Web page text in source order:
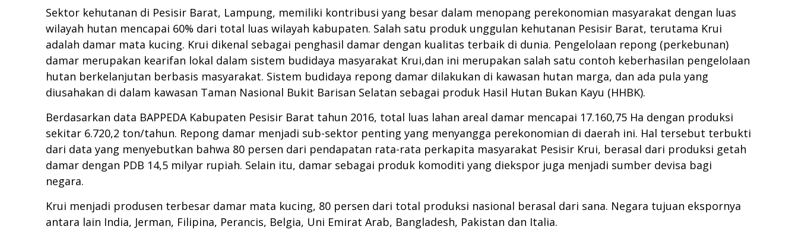
Sektor kehutanan di Pesisir Barat, Lampung, memiliki kontribusi yang besar dalam menopang perekonomian masyarakat dengan luas
wilayah hutan mencapai 60% dari total luas wilayah kabupaten. Salah satu produk unggulan kehutanan Pesisir Barat, terutama Krui
adalah damar mata kucing. Krui dikenal sebagai penghasil damar dengan kualitas terbaik di dunia. Pengelolaan repong (perkebunan)
damar merupakan kearifan lokal dalam sistem budidaya masyarakat Krui,dan ini merupakan salah satu contoh keberhasilan pengelolaan
hutan berkelanjutan berbasis masyarakat. Sistem budidaya repong damar dilakukan di kawasan hutan marga, dan ada pula yang
diusahakan di dalam kawasan Taman Nasional Bukit Barisan Selatan sebagai produk Hasil Hutan Bukan Kayu (HHBK).
Berdasarkan data BAPPEDA Kabupaten Pesisir Barat tahun 2016, total luas lahan areal damar mencapai 17.160,75 Ha dengan produksi
sekitar 6.720,2 ton/tahun. Repong damar menjadi sub-sektor penting yang menyangga perekonomian di daerah ini. Hal tersebut terbukti
dari data yang menyebutkan bahwa 80 persen dari pendapatan rata-rata perkapita masyarakat Pesisir Krui, berasal dari produksi getah
damar dengan PDB 14,5 milyar rupiah. Selain itu, damar sebagai produk komoditi yang diekspor juga menjadi sumber devisa bagi
negara.
Krui menjadi produsen terbesar damar mata kucing, 80 persen dari total produksi nasional berasal dari sana. Negara tujuan ekspornya
antara lain India, Jerman, Filipina, Perancis, Belgia, Uni Emirat Arab, Bangladesh, Pakistan dan Italia.